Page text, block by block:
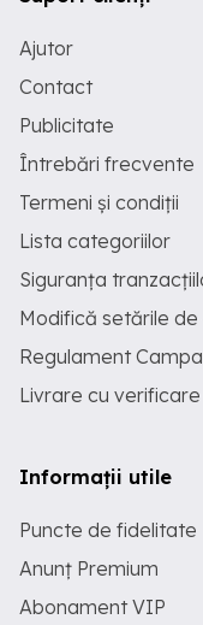
Ajutor
Contact
Publicitate
Întrebări frecvente
Termeni și condiții
Lista categoriilor
Siguranța
Modifică setările
Regulament
Livrare cu
Informații utile
Puncte de fidelitate
Anunț Premium
Abonament VIP